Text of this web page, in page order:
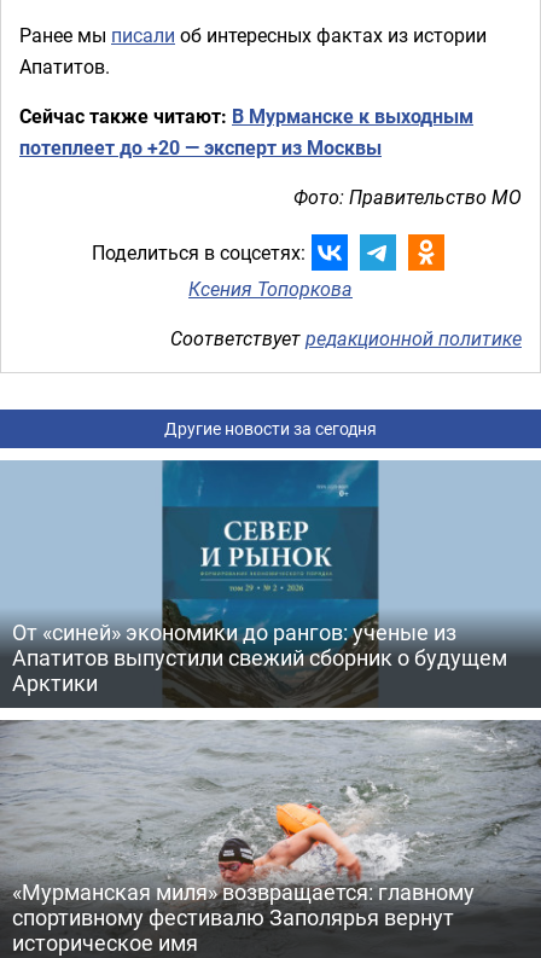
Ранее мы писали об интересных фактах из истории
Апатитов.
Сейчас также читают: В Мурманске к выходным
потеплеет до +20 — эксперт из Москвы
Фото: Правительство МО
Поделиться в соцсетях:
Ксения Топоркова
Соответствуетредакционной политике
Другие новости за сегодня
От «синей» экономики до рангов: ученые из
Апатитов выпустили свежий сборник о будущем
Арктики
«Мурманская миля» возвращается: главному
спортивному фестивалю Заполярья вернут
историческое имя